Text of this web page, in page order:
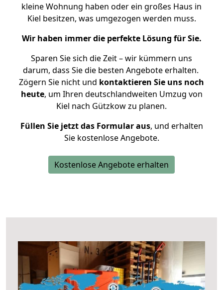
kleine Wohnung haben oder ein großes Haus in
Kiel besitzen, was umgezogen werden muss.
Wir haben immer die perfekte Lösung für Sie.
Sparen Sie sich die Zeit – wir kümmern uns
darum, dass Sie die besten Angebote erhalten.
Zögern Sie nicht und kontaktieren Sie uns noch
heute, um Ihren deutschlandweiten Umzug von
Kiel nach Gützkow zu planen.
Füllen Sie jetzt das Formular aus, und erhalten
Sie kostenlose Angebote.
Kostenlose Angebote erhalten